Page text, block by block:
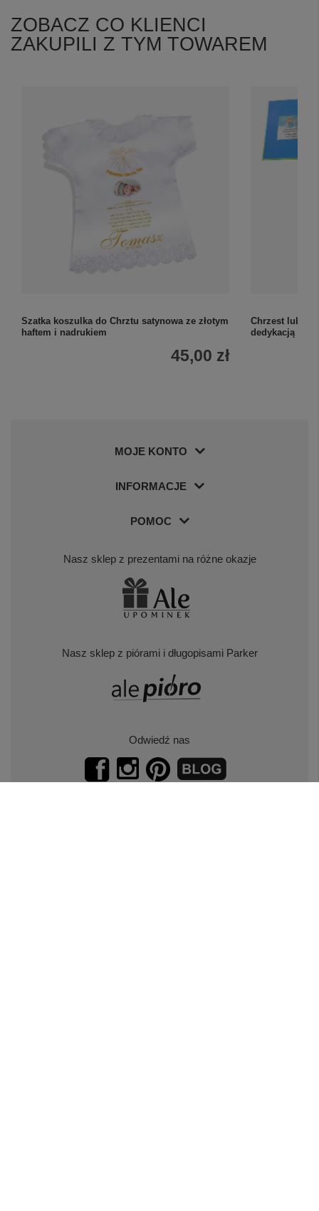
ZOBACZ CO KLIENCI
ZAKUPILI Z TYM TOWAREM
Szatka koszulka do Chrztu satynowa ze złotym
haftem i nadrukiem
45,00 zł
Chrzest lub
dedykacją na
MOJE KONTO
INFORMACJE
POMOC
Nasz sklep z prezentami na różne okazje
Nasz sklep z piórami i długopisami Parker
Odwiedź nas